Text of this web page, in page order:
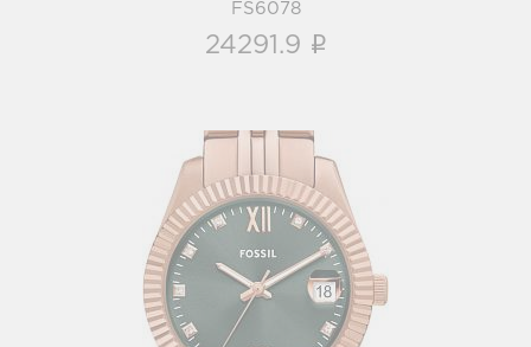
FS6078
24291.9 i
Fossil
ES5369
i